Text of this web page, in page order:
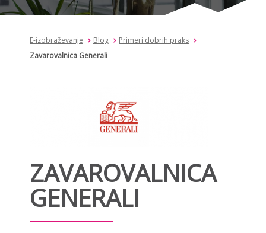
E-izobraževanje Blog
Primeri dobrih praks
Zavarovalnica Generali
ZAVAROVALNICA
GENERALI